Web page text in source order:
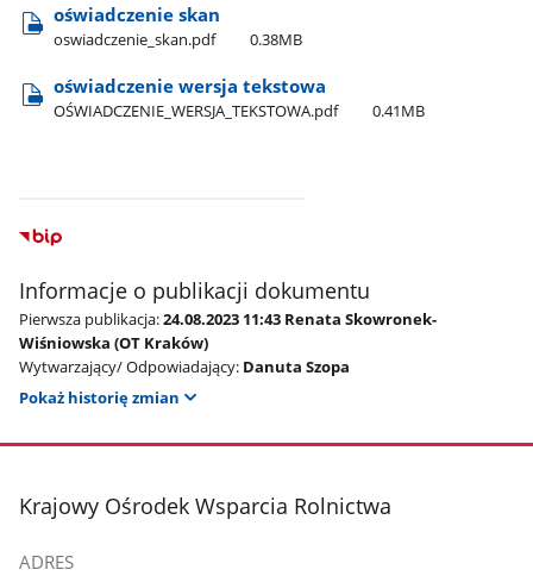
oświadczenie skan
oswiadczenie​_skan.pdf 0.38MB
oświadczenie wersja tekstowa
OŚWIADCZENIE​_WERSJA​_TEKSTOWA.pdf 0.41MB
Informacje o publikacji dokumentu
Pierwsza publikacja:24.08.2023 11:43 Renata Skowronek-
Wiśniowska (OT Kraków)
Wytwarzający/ Odpowiadający: Danuta Szopa
Pokaż historię zmian
stopka
Krajowy Ośrodek Wsparcia Rolnictwa
ADRES